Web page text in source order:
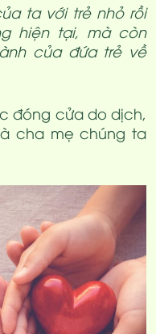
ta với trẻ nhỏ rồi
hiện tại, mà còn
của đứa trẻ về
đóng cửa do dịch,
cha mẹ chúng ta